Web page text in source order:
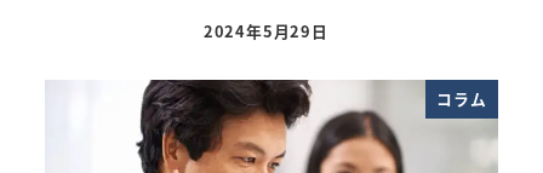
投稿日
2024年5月29日
コラム